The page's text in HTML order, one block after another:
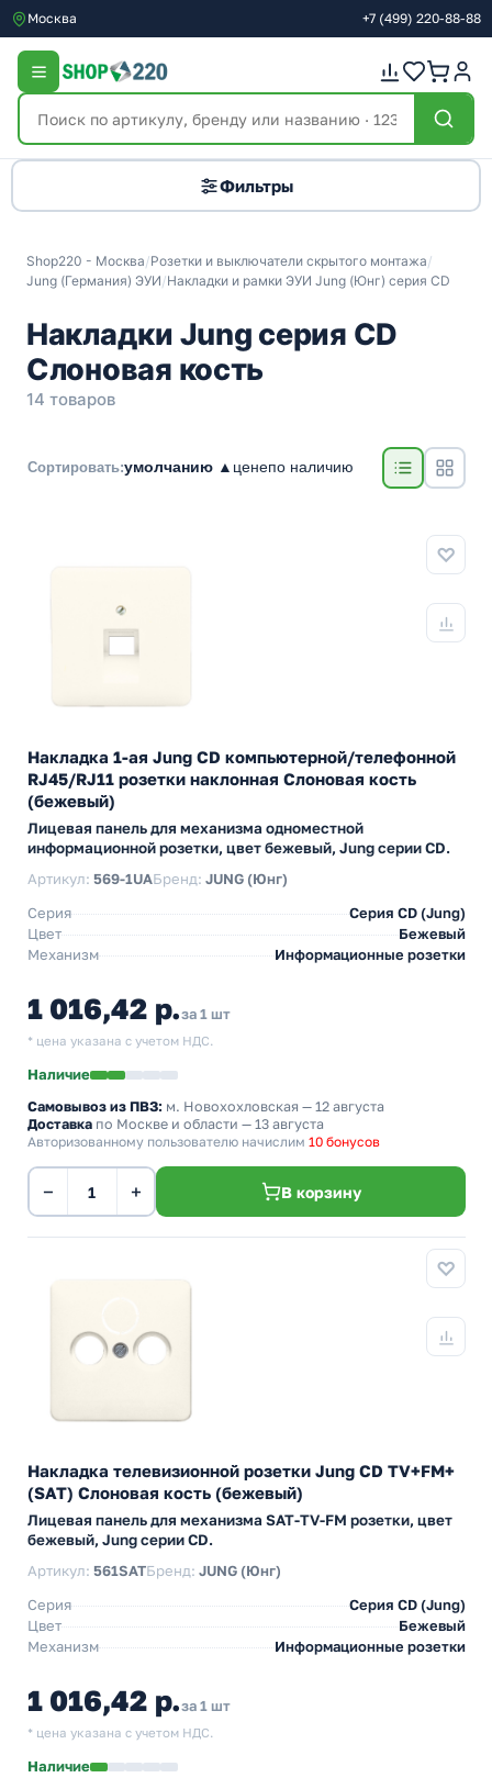
Москва +7 (499) 220-88-88
Фильтры
Shop220 - Москва/Розетки и выключатели скрытого монтажа/
Jung (Германия) ЭУИ/Накладки и рамки ЭУИ Jung (Юнг) серия СD
Накладки Jung серия CD
Слоновая кость
14 товаров
Сортировать:умолчанию ▲ ценепо наличию
Накладка 1-ая Jung CD компьютерной/телефонной
RJ45/RJ11 розетки наклонная Слоновая кость
(бежевый)
Лицевая панель для механизма одноместной
информационной розетки, цвет бежевый, Jung серии CD.
Артикул: 569-1UAБренд: JUNG (Юнг)
Серия
Серия CD (Jung)
Цвет
Бежевый
Механизм
Информационные розетки
1 016,42 р.за 1 шт
* цена указана с учетом НДС.
Наличие
Самовывоз из ПВЗ: м. Новохохловская — 12 августа
Доставка по Москве и области — 13 августа
Авторизованному пользователю начислим 10 бонусов
− + В корзину
Накладка телевизионной розетки Jung CD TV+FM+
(SAT) Слоновая кость (бежевый)
Лицевая панель для механизма SAT-TV-FM розетки, цвет
бежевый, Jung серии CD.
Артикул: 561SATБренд: JUNG (Юнг)
Серия
Серия CD (Jung)
Цвет
Бежевый
Механизм
Информационные розетки
1 016,42 р.за 1 шт
* цена указана с учетом НДС.
Наличие